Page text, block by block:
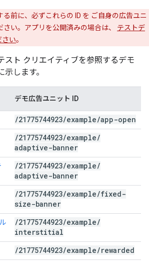
る前に、必ずこれらの ID を ご自身の広告ユニ
さい。アプリを公開済みの場合は、 テストデ
さい。
スト クリエイティブを参照するデモ
します。
デモ広告ユニット ID
/21775744923/example/app-open
/21775744923/example/
adaptive-banner
/21775744923/example/
adaptive-banner
/21775744923/example/fixed-
size-banner
/21775744923/example/
interstitial
/21775744923/example/rewarded